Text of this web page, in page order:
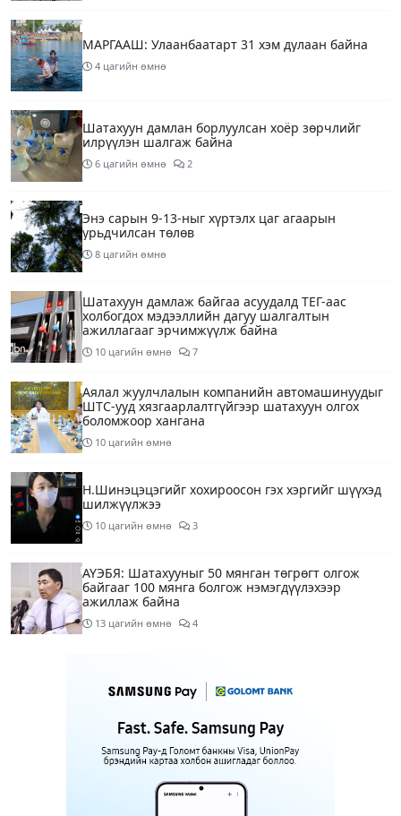
МАРГААШ: Улаанбаатарт 31 хэм дулаан байна
4 цагийн өмнө
Шатахуун дамлан борлуулсан хоёр зөрчлийг
илрүүлэн шалгаж байна
6 цагийн өмнө 2
Энэ сарын 9-13-ныг хүртэлх цаг агаарын
урьдчилсан төлөв
8 цагийн өмнө
Шатахуун дамлаж байгаа асуудалд ТЕГ-аас
холбогдох мэдээллийн дагуу шалгалтын
ажиллагааг эрчимжүүлж байна
10 цагийн өмнө 7
Аялал жуулчлалын компанийн автомашинуудыг
ШТС-ууд хязгаарлалтгүйгээр шатахуун олгох
боломжоор хангана
10 цагийн өмнө
Н.Шинэцэцэгийг хохироосон гэх хэргийг шүүхэд
шилжүүлжээ
10 цагийн өмнө 3
АҮЭБЯ: Шатахууныг 50 мянган төгрөгт олгож
байгааг 100 мянга болгож нэмэгдүүлэхээр
ажиллаж байна
13 цагийн өмнө 4
мөргөсөн жолоочийг ажлаас нь чөлөөлжээ
Монополын эсрэг газрыг асуудлаас зугтаалгүй
шатахуун дамлан зарж буй асуудалд хяналт
тавихыг үүрэгдэв